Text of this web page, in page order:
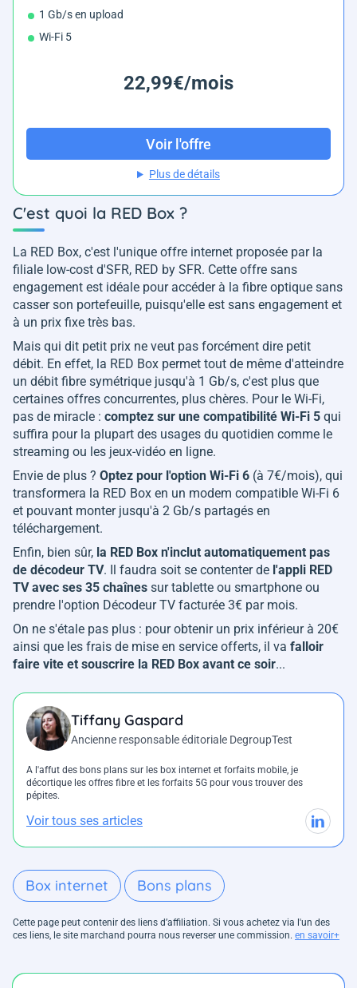
1 Gb/s en upload
Wi-Fi 5
22,99€/mois
Voir l'offre
Plus de détails
C'est quoi la RED Box ?
La RED Box, c'est l'unique offre internet proposée par la
filiale low-cost d'SFR, RED by SFR. Cette offre sans
engagement est idéale pour accéder à la fibre optique sans
casser son portefeuille, puisqu'elle est sans engagement et
à un prix fixe très bas.
Mais qui dit petit prix ne veut pas forcément dire petit
débit. En effet, la RED Box permet tout de même d'atteindre
un débit fibre symétrique jusqu'à 1 Gb/s, c'est plus que
certaines offres concurrentes, plus chères. Pour le Wi-Fi,
pas de miracle : comptez sur une compatibilité Wi-Fi 5 qui
suffira pour la plupart des usages du quotidien comme le
streaming ou les jeux-vidéo en ligne.
Envie de plus ? Optez pour l'option Wi-Fi 6 (à 7€/mois), qui
transformera la RED Box en un modem compatible Wi-Fi 6
et pouvant monter jusqu'à 2 Gb/s partagés en
téléchargement.
Enfin, bien sûr, la RED Box n'inclut automatiquement pas
de décodeur TV. Il faudra soit se contenter de l'appli RED
TV avec ses 35 chaînes sur tablette ou smartphone ou
prendre l'option Décodeur TV facturée 3€ par mois.
On ne s'étale pas plus : pour obtenir un prix inférieur à 20€
ainsi que les frais de mise en service offerts, il va falloir
faire vite et souscrire la RED Box avant ce soir...
Tiffany Gaspard
Ancienne responsable éditoriale DegroupTest
A l'affut des bons plans sur les box internet et forfaits mobile, je
décortique les offres fibre et les forfaits 5G pour vous trouver des
pépites.
Voir tous ses articles
Box internet Bons plans
Cette page peut contenir des liens d’affiliation. Si vous achetez via l'un des
ces liens, le site marchand pourra nous reverser une commission. en savoir+